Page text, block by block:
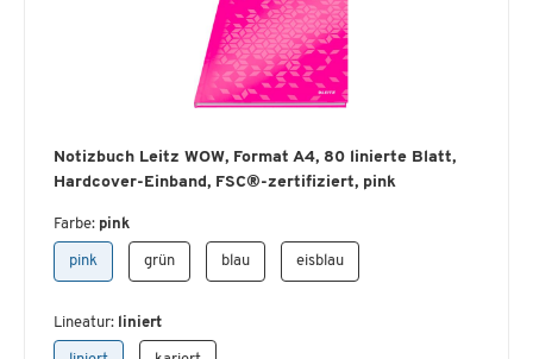
Notizbuch Leitz WOW, Format A4, 80 linierte Blatt,
Hardcover-Einband, FSC®-zertifiziert, pink
Farbe: pink
pink grün blau eisblau
Lineatur: liniert